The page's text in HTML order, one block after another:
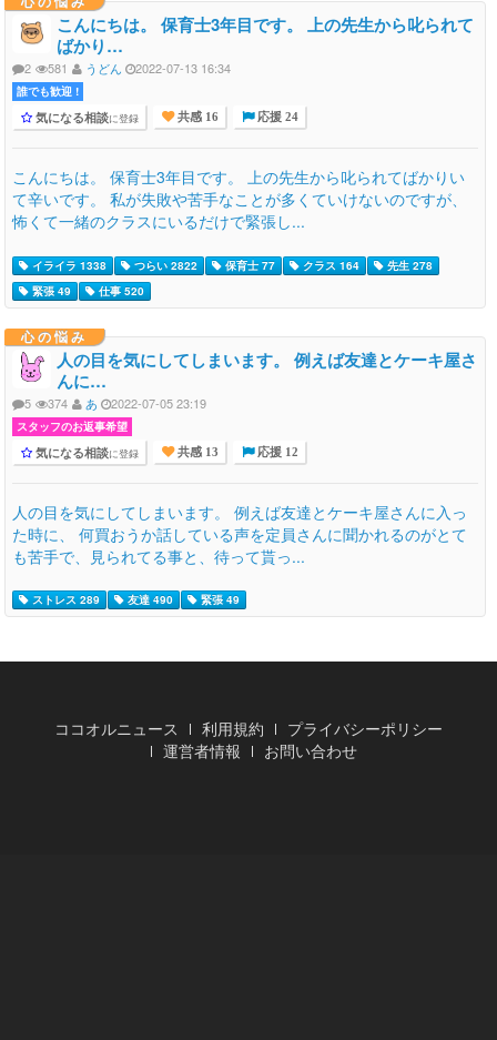
こんにちは。 保育士3年目です。 上の先生から叱られて
ばかり…
2 581 うどん 2022-07-13 16:34
誰でも歓迎 !
気になる相談に登録 共感 16 応援 24
こんにちは。 保育士3年目です。 上の先生から叱られてばかりい
て辛いです。 私が失敗や苦手なことが多くていけないのですが、
怖くて一緒のクラスにいるだけで緊張し...
イライラ 1338 つらい 2822 保育士 77 クラス 164
先生 278
緊張 49
仕事 520
心の悩み
人の目を気にしてしまいます。 例えば友達とケーキ屋さ
んに…
5 374 あ 2022-07-05 23:19
スタッフのお返事希望
気になる相談に登録 共感 13 応援 12
人の目を気にしてしまいます。 例えば友達とケーキ屋さんに入っ
た時に、 何買おうか話している声を定員さんに聞かれるのがとて
も苦手で、見られてる事と、待って貰っ...
ストレス 289 友達 490 緊張 49
ココオルニュース 利用規約
プライバシーポリシー
運営者情報
お問い合わせ